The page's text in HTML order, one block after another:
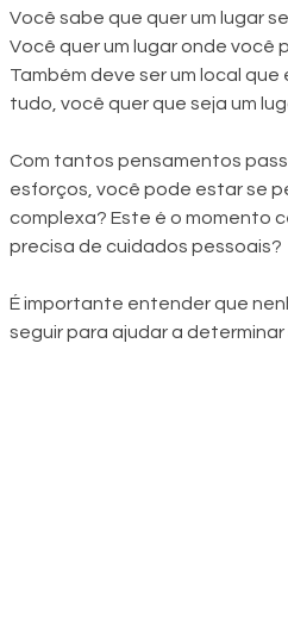
Você sabe que quer um lugar
Você quer um lugar onde você
Também deve ser um local
tudo, você quer que seja um
Com tantos pensamentos
esforços, você pode estar se
complexa? Este é o momento
precisa de cuidados pessoais?
É importante entender que
seguir para ajudar a